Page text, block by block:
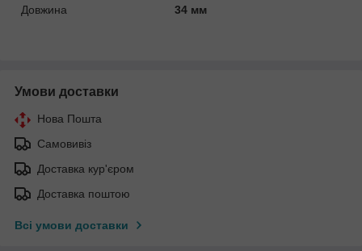
Довжина
34 мм
Умови доставки
Нова Пошта
Самовивіз
Доставка кур'єром
Доставка поштою
Всі умови доставки